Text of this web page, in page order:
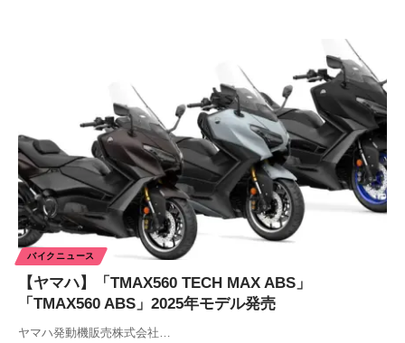
バイクニュース
【ヤマハ】「TMAX560 TECH MAX ABS」
「TMAX560 ABS」2025年モデル発売
ヤマハ発動機販売株式会社…